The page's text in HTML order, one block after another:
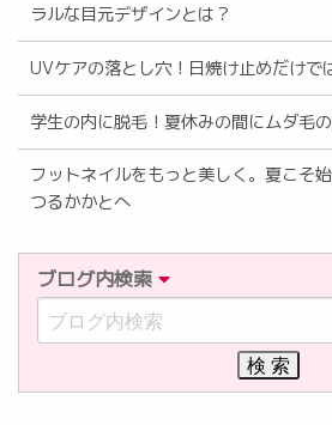
ラルな目元デザインとは？
UVケアの落とし穴！日焼け止めだけで
学生の内に脱毛！夏休みの間にムダ毛
フットネイルをもっと美しく。夏こそ
つるかかとへ
ブログ内検索